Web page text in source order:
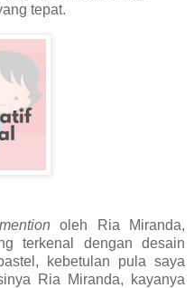
tepat.
mention oleh Ria Miranda,
terkenal dengan desain
kebetulan pula saya
Ria Miranda, kayanya